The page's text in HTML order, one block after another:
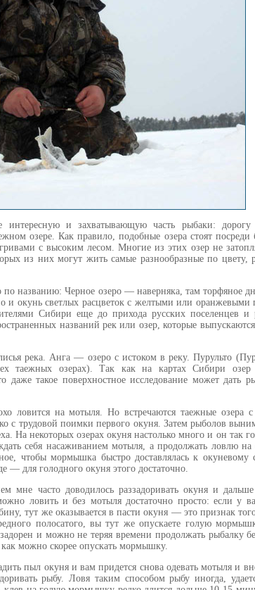
и захватывающую часть рыбаки:
озере. Как правило, подобные озера стоят посреди
с высоким лесом. Многие из этих озер не
из них могут жить самые разнообразные по цвету,
по названию: Черное озеро — наверняка, там торфяное
и окунь светлых расцветок с желтыми или оранжевыми
Сибири еще до прихода русских поселенцев и
названий рек или озер, которые
река. Анга — озеро с истоком в реку. Пурульто
таежных озерах). Так как на картах Сибири
даже такое поверхностное исследование может дать
ловится на мотыля. Но встречаются таежные озера
с трудовой поимки первого окуня. Затем рыболов
На некоторых озерах окуня настолько много и он так
себя насаживанием мотыля, а продолжать ловлю
чтобы мормышка быстро доставлялась к окуневому
— для голодного окуня этого достаточно.
мне часто доводилось раззадоривать окуня и
ловить и без мотыля достаточно просто: если у
тут же оказывается в пасти окуня — это признак
полосатого, вы тут же опускаете голую
и можно не теряя времени продолжать рыбалку
можно скорее опускать мормышку.
пыл окуня и вам придется снова одевать мотыля и
рыбу. Ловя таким способом рыбу иногда,